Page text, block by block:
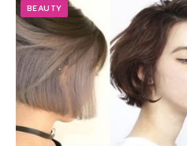
BEAUTY